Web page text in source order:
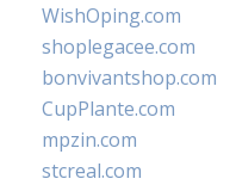
WishOping.com
shoplegacee.com
bonvivantshop.com
CupPlante.com
mpzin.com
stcreal.com